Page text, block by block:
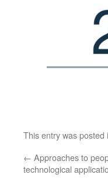
This entry was posted
← Approaches to
technological